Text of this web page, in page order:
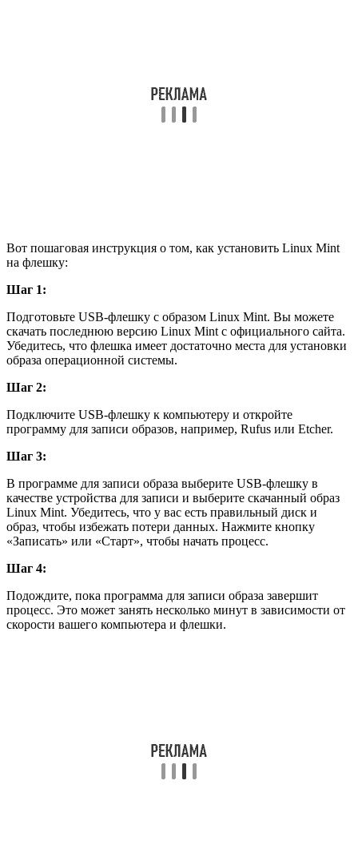
Вот пошаговая инструкция о том, как установить Linux Mint
на флешку:
Шаг 1:
Подготовьте USB-флешку с образом Linux Mint. Вы можете
скачать последнюю версию Linux Mint с официального сайта.
Убедитесь, что флешка имеет достаточно места для установки
образа операционной системы.
Шаг 2:
Подключите USB-флешку к компьютеру и откройте
программу для записи образов, например, Rufus или Etcher.
Шаг 3:
В программе для записи образа выберите USB-флешку в
качестве устройства для записи и выберите скачанный образ
Linux Mint. Убедитесь, что у вас есть правильный диск и
образ, чтобы избежать потери данных. Нажмите кнопку
«Записать» или «Старт», чтобы начать процесс.
Шаг 4:
Подождите, пока программа для записи образа завершит
процесс. Это может занять несколько минут в зависимости от
скорости вашего компьютера и флешки.